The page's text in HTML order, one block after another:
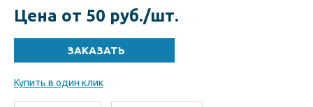
Цена от 50 руб./шт.
Купить в один клик